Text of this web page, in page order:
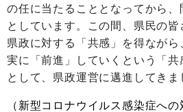
の任に当たることとなってから、
としています。この間、県民の
県政に対する「共感」を得なが
実に「前進」していくという「
として、県政運営に邁進してきま
（新型コロナウイルス感染症への